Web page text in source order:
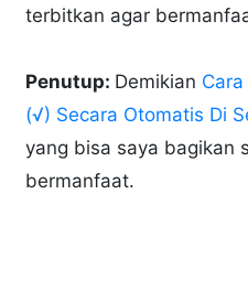
terbitkan agar
Penutup: Demikian
(√) Secara Otomatis Di
yang bisa saya bagikan
bermanfaat.